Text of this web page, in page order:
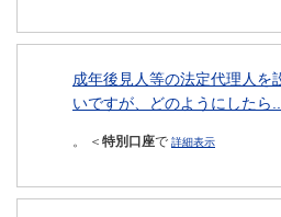
成年後見人等の法定代理人を
いですが、どのようにしたら...
。 ＜ 特別口座で 詳細表示